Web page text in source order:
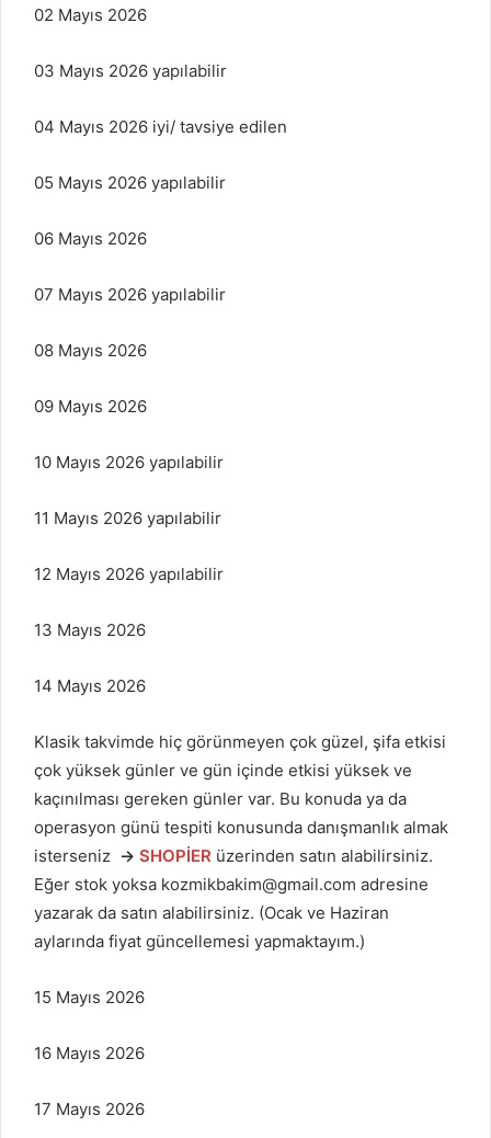
02 Mayıs 2026
03 Mayıs 2026 yapılabilir
04 Mayıs 2026 iyi/ tavsiye edilen
05 Mayıs 2026 yapılabilir
06 Mayıs 2026
07 Mayıs 2026 yapılabilir
08 Mayıs 2026
09 Mayıs 2026
10 Mayıs 2026 yapılabilir
11 Mayıs 2026 yapılabilir
12 Mayıs 2026 yapılabilir
13 Mayıs 2026
14 Mayıs 2026
Klasik takvimde hiç görünmeyen çok güzel, şifa etkisi
çok yüksek günler ve gün içinde etkisi yüksek ve
kaçınılması gereken günler var. Bu konuda ya da
operasyon günü tespiti konusunda danışmanlık almak
isterseniz → SHOPİER üzerinden satın alabilirsiniz.
Eğer stok yoksa kozmikbakim@gmail.com adresine
yazarak da satın alabilirsiniz. (Ocak ve Haziran
aylarında fiyat güncellemesi yapmaktayım.)
15 Mayıs 2026
16 Mayıs 2026
17 Mayıs 2026